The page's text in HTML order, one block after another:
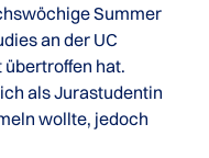
Summer
an der UC
hat.
als Jurastudentin
wollte, jedoch